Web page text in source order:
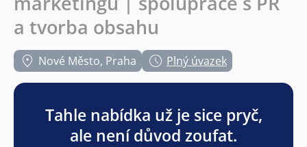
a tvorba obsahu
Nové Město, Praha Plný úvazek
Tahle nabídka už je sice pryč,
ale není důvod zoufat.